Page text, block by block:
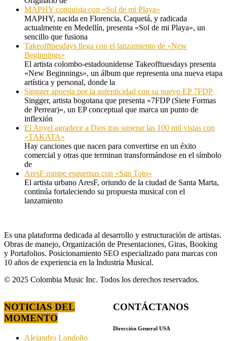
MAPHY conquista con «Sol de mi Playa»
MAPHY, nacida en Florencia, Caquetá, y radicada
actualmente en Medellín, presenta «Sol de mi Playa», un
sencillo que fusiona
Takeofftuesdays llega con el lanzamiento de «New
Beginnings»
El artista colombo-estadounidense Takeofftuesdays presenta
«New Beginnings», un álbum que representa una nueva etapa
artística y personal, donde la
Singger apuesta por la autenticidad con su nuevo EP 7FDP
Singger, artista bogotana que presenta «7FDP (Siete Formas
de Perrear)», un EP conceptual que marca un punto de
inflexión
El Anyel agradece a Dios tras superar las 100 mil vistas con
«TAKATA»
Hay canciones que nacen para convertirse en un éxito
comercial y otras que terminan transformándose en el símbolo
de
AresF rompe esquemas con «San Toto»
El artista urbano AresF, oriundo de la ciudad de Santa Marta,
continúa fortaleciendo su propuesta musical con el
lanzamiento
Es una plataforma dedicada al desarrollo y estructuración de artistas.
Obras de manejo, Organización de Presentaciones, Giras, Booking
y Portafolios. Posicionamiento SEO especializado para marcas con
10 años de experiencia en la Industria Musical.
© 2025 Colombia Music Inc. Todos los derechos reservados.
NOTICIAS DEL
MOMENTO
Alejandro Londoño
CONTÁCTANOS
Dirección General USA